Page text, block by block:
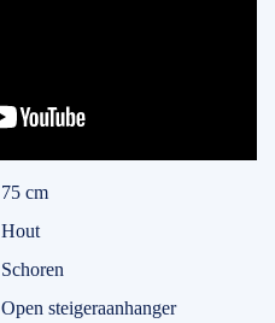
75 cm
Hout
Schoren
Open steigeraanhanger